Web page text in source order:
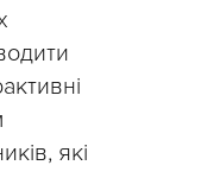
які